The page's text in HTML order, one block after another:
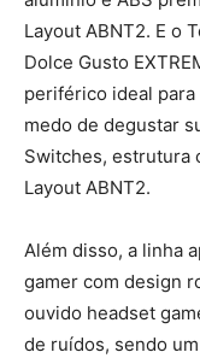
Layout ABNT2. E o
Dolce Gusto
periférico ideal
medo de degustar
Switches, estrutura
Layout ABNT2.
Além disso, a linha
gamer com design
ouvido headset
de ruídos, sendo